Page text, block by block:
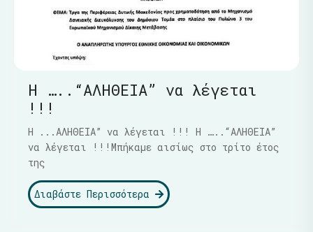
Η …..“ΑΛΗΘΕΙΑ” να λέγεται
!!!
Η ...ΑΛΗΘΕΙΑ” να λέγεται !!! Η …..“ΑΛΗΘΕΙΑ”
να λέγεται !!!Μπήκαμε αισίως στο τρίτο έτος
της
Διαβάστε Περισσότερα